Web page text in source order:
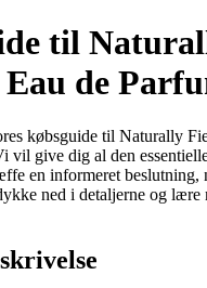
til
de
købsguide til Naturally
vil give dig al den
en informeret beslutning,
ned i detaljerne og lære